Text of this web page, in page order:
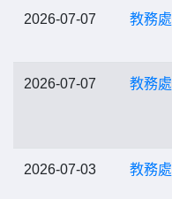
2026-07-07 教務處
2026-07-07 教務處
2026-07-03 教務處